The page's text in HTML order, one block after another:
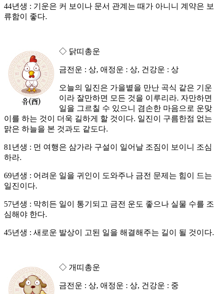
44년생 : 기운은 커 보이나 문서 관계는 때가 아니니 계약은 보
류함이 좋다.
◇ 닭띠총운
금전운 : 상, 애정운 : 상, 건강운 : 상
오늘의 일진은 가을볕을 만난 곡식 같은 기운
이라 잘만하면 모든 것을 이루리라. 자만하면
일을 그르칠 수 있으니 겸손한 마음으로 운맞
이를 하는 것이 더욱 길하게 할 것이다. 일진이 구름한점 없는
맑은 하늘을 본 것과도 같도다.
81년생 : 먼 여행은 삼가라 구설이 일어날 조짐이 보이니 조심
하라.
69년생 : 어려운 일을 귀인이 도와주나 금전 문제는 힘이 드는
일진이다.
57년생 : 막히든 일이 통기되고 금전 운도 좋으나 실물 수를 조
심해야 한다.
45년생 : 새로운 발상이 고된 일을 해결해주는 길이 될 것이다.
◇ 개띠총운
금전운 : 상, 애정운 : 상, 건강운 : 중